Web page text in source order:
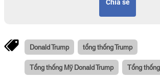
Chia sẻ
Donald Trump tổng thống Trump
Tổng thống Mỹ Donald Trump Tổng